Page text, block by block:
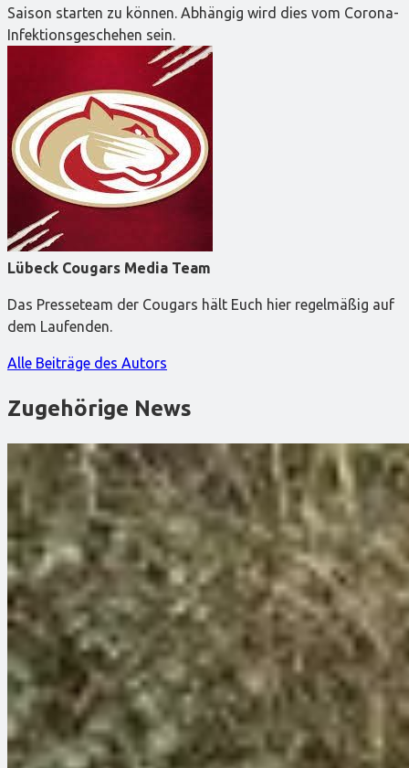
Saison starten zu können. Abhängig wird dies vom Corona-
Infektionsgeschehen sein.
Lübeck Cougars Media Team
Das Presseteam der Cougars hält Euch hier regelmäßig auf
dem Laufenden.
Alle Beiträge des Autors
Zugehörige News